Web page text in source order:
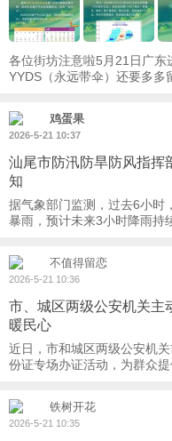
各位街坊注意啦5月21日广东
YYDS（永远带伞）还要多多
鸡蛋果
2026-5-21 10:37
汕尾市防汛防旱防风指
知
据气象部门监测，过去6小时
暴雨，预计未来3小时降雨持
不值得留恋
2026-5-21 10:36
市、城区两级公安机关主
暖民心
近日，市和城区两级公安机
份证专场办证活动，为群众提
铁树开花
2026-5-21 10:35